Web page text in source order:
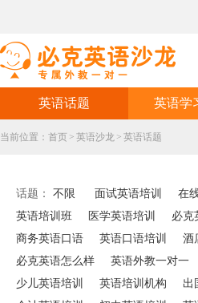
英语话题 英语学
当前位置： 首页 > 英语沙龙 > 英语话题
话题： 不限 面试英语培训 在
英语培训班
医学英语培训 必克
商务英语口语
英语口语培训 酒
必克英语怎么样
英语外教一对一
少儿英语培训
英语培训机构 出